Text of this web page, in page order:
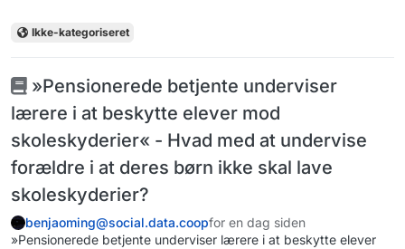
Ikke-kategoriseret
»Pensionerede betjente underviser
lærere i at beskytte elever mod
skoleskyderier« - Hvad med at undervise
forældre i at deres børn ikke skal lave
skoleskyderier?
benjaoming@social.data.coopfor en dag siden
»Pensionerede betjente underviser lærere i at beskytte elever